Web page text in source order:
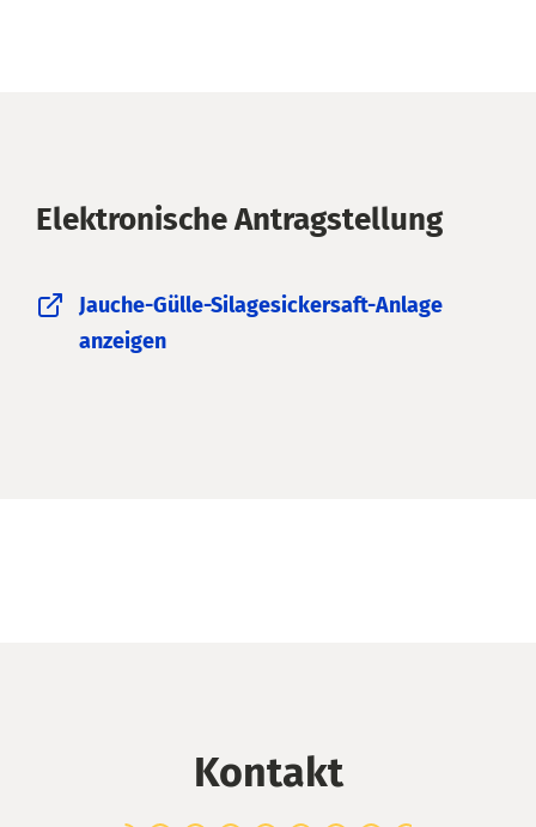
Elektronische Antragstellung
Jauche-Gülle-Silagesickersaft-Anlage
anzeigen
Kontakt